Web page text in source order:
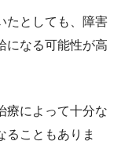
たとしても、障害
になる可能性が高
療によって十分な
ることもありま